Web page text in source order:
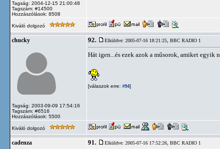
Tagság: 2004-12-15 21:00:48
Tagszám: #14500
Hozzászólások: 8508
Kiváló dolgozó
chucky
Tagság: 2003-09-09 17:54:16
Tagszám: #6516
Hozzászólások: 5500
92. Elküldve: 2005-07-16 18:21:25, BBC RADIO 1
Hát igen...és ezek azok a műsorok, amiket egyik
[válaszok erre: #94]
Kiváló dolgozó
cadenza 91. Elküldve: 2005-07-16 17:52:26, BBC RADIO 1